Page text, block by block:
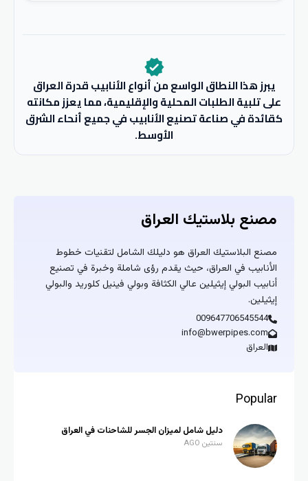
verified
يبرز هذا النطاق الواسع من أنواع الأنابيب قدرة العراق
على تلبية الطلبات المحلية والإقليمية، مما يعزز مكانته
كقائدة في صناعة تصنيع الأنابيب في جميع أنحاء الشرق
الأوسط.
مصنع بلاستيك العراق
مصنع البلاستيك العراق هو دليلك الشامل لتقنيات خطوط
الأنابيب في العراق، حيث يقدم رؤى شاملة وخبرة في تصنيع
أنابيب البولي إيثيلين عالي الكثافة وبولي فينيل كلوريد والبولي
إيثيلين.
009647706545544
info@bwerpipes.com
العراق
Popular
دليل شامل لميزان الجسر للشاحنات في العراق
سنتين AGO